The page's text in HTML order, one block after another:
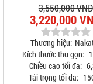
3,550,000 VNĐ
3,220,000
Thương hiệu:
Kích thước thu gọn:
Chiều cao tối đa:
Tải trọng tối đa: